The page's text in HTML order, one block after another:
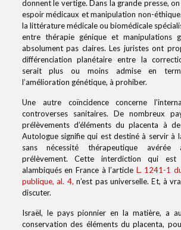
donnent le vertige. Dans la grande presse,
espoir médicaux et manipulation non-
la littérature médicale ou biomédicale
entre thérapie génique et manipulations
absolument pas claires. Les juristes ont
différenciation planétaire entre la
serait plus ou moins admise en
l’amélioration génétique, à prohiber.
Une autre coïncidence concerne
controverses sanitaires. De nombreux
prélèvements d’éléments du placenta à
Autologue signifie qui est destiné à servir à
sans nécessité thérapeutique
prélèvement. Cette interdiction qui
alambiqués en France à l’article L. 1241-1
publique, al. 4,n’est pas universelle. Et, à
discuter.
Israël, le pays pionnier en la matière, a
conservation des éléments du placenta,